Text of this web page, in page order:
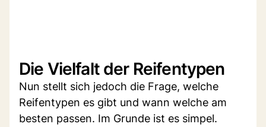
Die Vielfalt der Reifentypen
Nun stellt sich jedoch die Frage, welche
Reifentypen es gibt und wann welche am
besten passen. Im Grunde ist es simpel.